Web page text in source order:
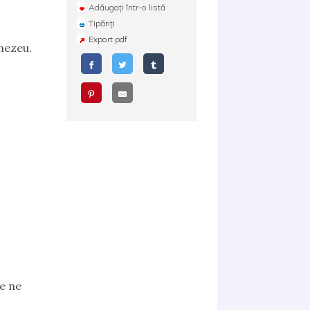
ne
Adăugați într-o listă
Tipăriți
Export pdf